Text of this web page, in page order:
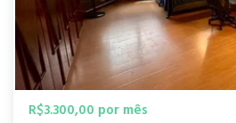
R$3.300,00 por mês